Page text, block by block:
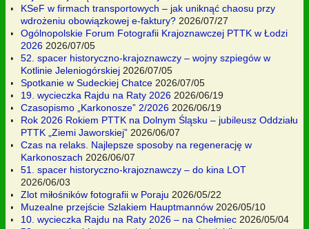
KSeF w firmach transportowych – jak uniknąć chaosu przy
wdrożeniu obowiązkowej e-faktury? 2026/07/27
Ogólnopolskie Forum Fotografii Krajoznawczej PTTK w Łodzi
2026 2026/07/05
52. spacer historyczno-krajoznawczy – wojny szpiegów w
Kotlinie Jeleniogórskiej 2026/07/05
Spotkanie w Sudeckiej Chatce 2026/07/05
19. wycieczka Rajdu na Raty 2026 2026/06/19
Czasopismo „Karkonosze” 2/2026 2026/06/19
Rok 2026 Rokiem PTTK na Dolnym Śląsku – jubileusz Oddziału
PTTK „Ziemi Jaworskiej” 2026/06/07
Czas na relaks. Najlepsze sposoby na regenerację w
Karkonoszach 2026/06/07
51. spacer historyczno-krajoznawczy – do kina LOT
2026/06/03
Zlot miłośników fotografii w Poraju 2026/05/22
Muzealne przejście Szlakiem Hauptmannów 2026/05/10
10. wycieczka Rajdu na Raty 2026 – na Chełmiec 2026/05/04